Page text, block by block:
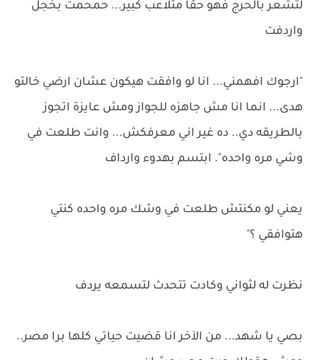
لتشعر بالحرج فهو حقا متلاعب كبير... حمحمت بخجل
واردفت
"ارجوك افهمني... انا لو وافقت هيكون عشان ارضي خالتو
هدى... انما انا مش جاهزه للجواز ومش عايزة اتجوز
بالطريقه دي.. ده غير اني معرفكش... وانت طلعت في
وشي مره واحده". ابتسم بهدوء وارداف
يعني لو مكنتش طلعت في وشك مره واحده كنتي
هتوافقي ؟"
نظرت له لثواني وكادت تتحدث لتسمعه يردف
بصي يا شهد... من الآخر انا قضيت حياتي كلها برا مصر..